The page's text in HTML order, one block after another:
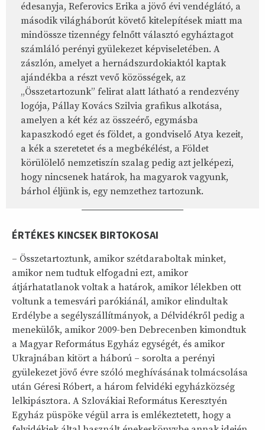
édesanyja, Referovics Erika a jövő évi vendéglátó, a
második világháborút követő kitelepítések miatt ma
mindössze tizennégy felnőtt választó egyháztagot
számláló perényi gyülekezet képviseletében. A
zászlón, amelyet a hernádszurdokiaktól kaptak
ajándékba a részt vevő közösségek, az
„Összetartozunk” felirat alatt látható a rendezvény
logója, Pállay Kovács Szilvia grafikus alkotása,
amelyen a két kéz az összeérő, egymásba
kapaszkodó eget és földet, a gondviselő Atya kezeit,
a kék a szeretetet és a megbékélést, a Földet
körülölelő nemzetiszín szalag pedig azt jelképezi,
hogy nincsenek határok, ha magyarok vagyunk,
bárhol éljünk is, egy nemzethez tartozunk.
ÉRTÉKES KINCSEK BIRTOKOSAI
– Összetartoztunk, amikor szétdaraboltak minket,
amikor nem tudtuk elfogadni ezt, amikor
átjárhatatlanok voltak a határok, amikor lélekben ott
voltunk a temesvári parókiánál, amikor elindultak
Erdélybe a segélyszállítmányok, a Délvidékről pedig a
menekülők, amikor 2009-ben Debrecenben kimondtuk
a Magyar Református Egyház egységét, és amikor
Ukrajnában kitört a háború – sorolta a perényi
gyülekezet jövő évre szóló meghívásának tolmácsolása
után Géresi Róbert, a három felvidéki egyházközség
lelkipásztora. A Szlovákiai Református Keresztyén
Egyház püspöke végül arra is emlékeztetett, hogy a